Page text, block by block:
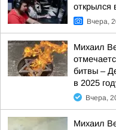
открылся
Вчера,
Михаил
битвы –
в 2025
Вчера,
Михаил